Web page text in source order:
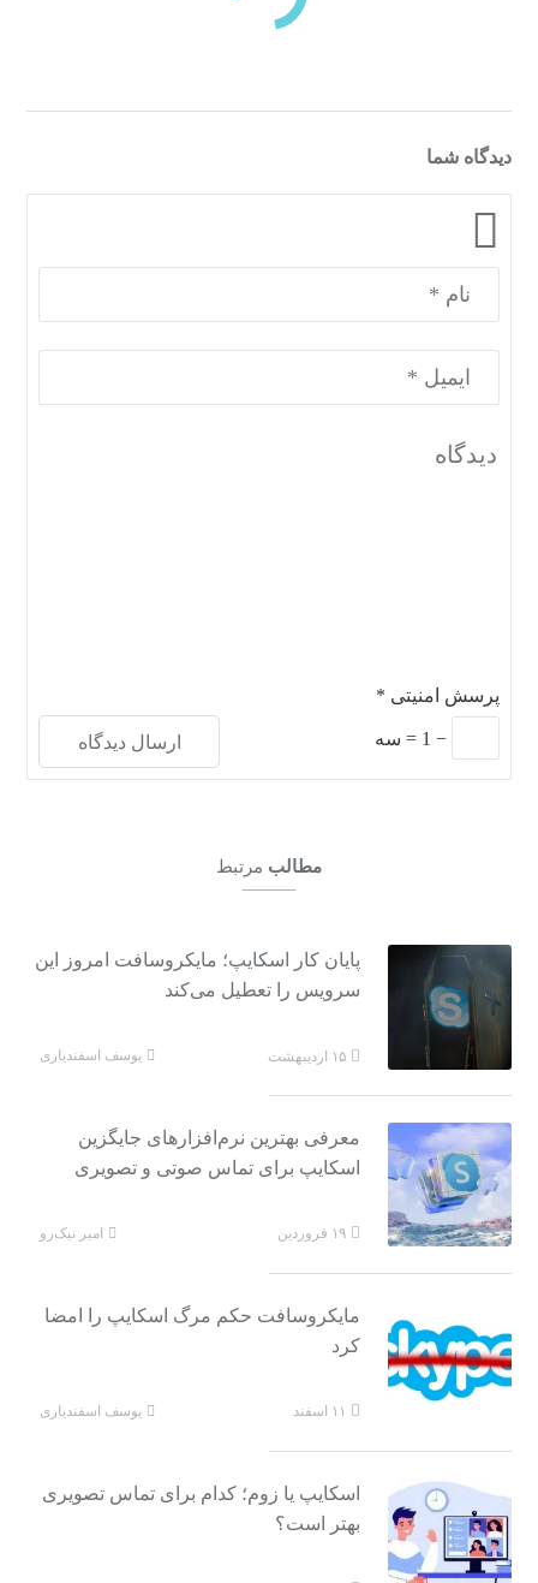
دسته‌بندی‌های منتخب برای شما
دیدگاه شما
پرسش امنیتی *
−
1
= سه
مطالب مرتبط
پایان کار اسکایپ؛ مایکروسافت امروز این
سرویس را تعطیل می‌کند
۱۵ اردیبهشت یوسف اسفندیاری
معرفی بهترین نرم‌افزارهای جایگزین
اسکایپ برای تماس صوتی و تصویری
۱۹ فروردین امیر نیک‌رو
مایکروسافت حکم مرگ اسکایپ را امضا
کرد
۱۱ اسفند یوسف اسفندیاری
اسکایپ یا زوم؛ کدام برای تماس تصویری
بهتر است؟